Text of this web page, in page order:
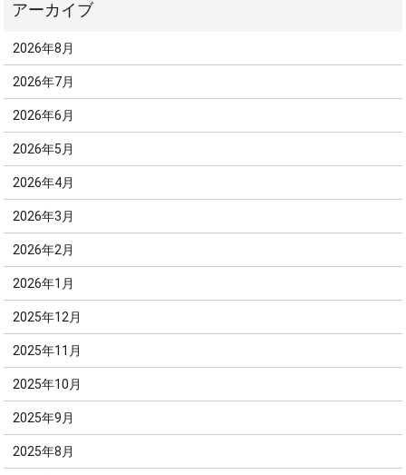
2026年8月
2026年7月
2026年6月
2026年5月
2026年4月
2026年3月
2026年2月
2026年1月
2025年12月
2025年11月
2025年10月
2025年9月
2025年8月